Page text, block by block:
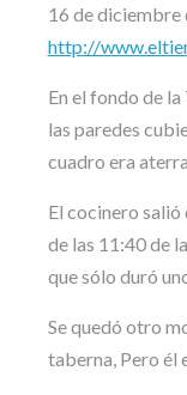
16 de diciembre
http://
En el fondo de
las paredes
cuadro era
El cocinero salió
de las 11:40 de
que sólo duró
Se quedó otro
taberna, Pero él